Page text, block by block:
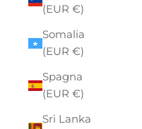
(EUR €)
Somalia
(EUR €)
Spagna
(EUR €)
Sri Lanka